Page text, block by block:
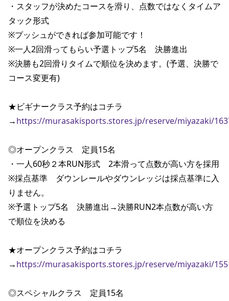
・スタッフが決めたコースを滑り、点数ではなくタイムア
タック形式
※プッシュができれば参加可能です！
※一人2回滑ってもらい予選トップ5名　決勝進出
※決勝も2回滑りタイムで順位を決めます。(予選、決勝で
コース変更有)
★ビギナークラス予約はコチラ
→https://murasakisports.stores.jp/reserve/miyazaki/
◎オープンクラス　定員15名
・一人60秒２本RUN形式　2本滑って点数が高い方を採用
※採点基準　ダウンレールやダウンレッジは採点基準に入
りません。
※予選トップ5名　決勝進出→決勝RUN2本点数が高い方
で順位を決める
★オープンクラス予約はコチラ
→https://murasakisports.stores.jp/reserve/miyazaki/
◎スペシャルクラス　定員15名